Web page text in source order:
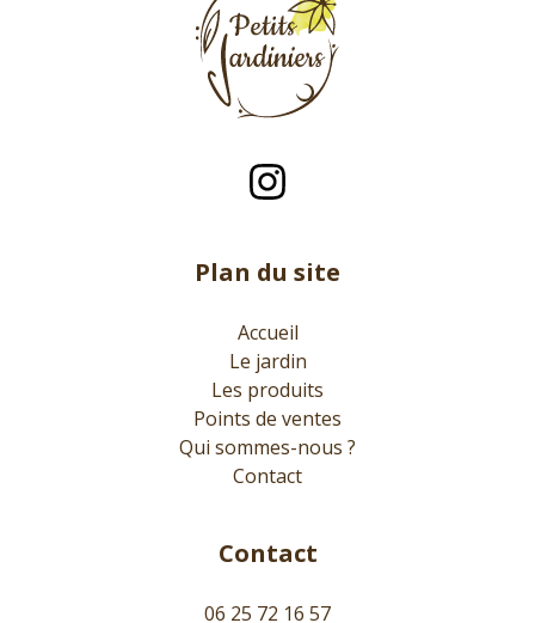
Plan du site
Accueil
Le jardin
Les produits
Points de ventes
Qui sommes-nous ?
Contact
Contact
06 25 72 16 57